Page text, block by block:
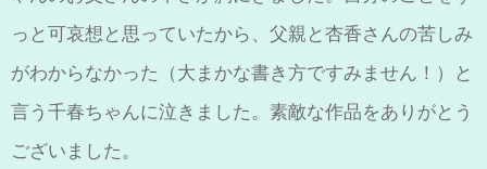
っと可哀想と思っていたから、父親と杏香さんの苦しみ
がわからなかった（大まかな書き方ですみません！）と
言う千春ちゃんに泣きました。素敵な作品をありがとう
ございました。